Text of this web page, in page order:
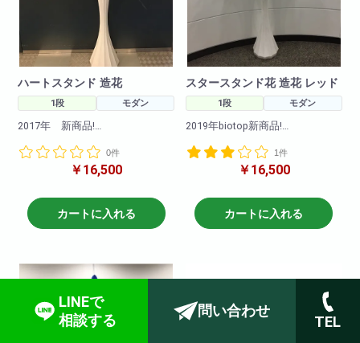
ハートスタンド 造花
1段 モダン
2017年 新商品!
ド花(造花)!
誕生日や周年に誰よりも目立た
是非ご注文下さいませ!
※こちらの商品の花ボリュームア
ので予めご了承下さいませ
0件
￥16,500
カートに入れる
スタースタンド花 造花 レッド
1段 モダン
2019年biotop新商品!
花スタンド!
インスタ映え間違いなし!!!
注※こちらの商品は造花を使用し
ております。
この商品は最大1週間を目処に回
1件
￥16,500
カートに入れる
LINEで
相談する
問い合わせ
TEL